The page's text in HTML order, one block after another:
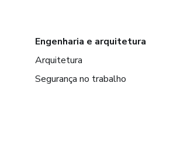
Engenharia e arquitetura
Arquitetura
Segurança no trabalho